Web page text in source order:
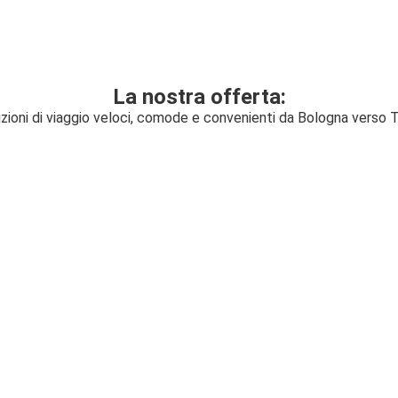
La nostra offerta:
di viaggio veloci, comode e convenienti da Bologna verso